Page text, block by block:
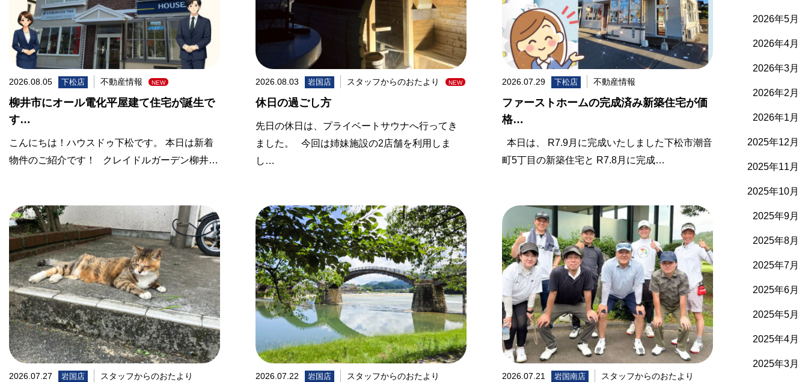
2026.08.05 下松店 不動産情報
柳井市にオール電化平屋建て住宅が誕生で
す…
こんにちは！ハウスドゥ下松です。 本日は新着
物件のご紹介です！ クレイドルガーデン柳井…
2026.08.03 岩国店 スタッフからのおたより
休日の過ごし方
先日の休日は、プライベートサウナへ行ってき
ました。 今回は姉妹施設の2店舗を利用しま
し…
2026.07.29 下松店 不動産情報
ファーストホームの完成済み新築住宅が価
格…
本日は、 R7.9月に完成いたしました下松市潮音
町5丁目の新築住宅と R7.8月に完成…
2026.07.27 岩国店 スタッフからのおたより 2026.07.22 岩国店 スタッフからのおたより 2026.07.21 岩国南店 スタッフからのおたより
2026年5月
2026年4月
2026年3月
2026年2月
2026年1月
2025年12月
2025年11月
2025年10月
2025年9月
2025年8月
2025年7月
2025年6月
2025年5月
2025年4月
2025年3月